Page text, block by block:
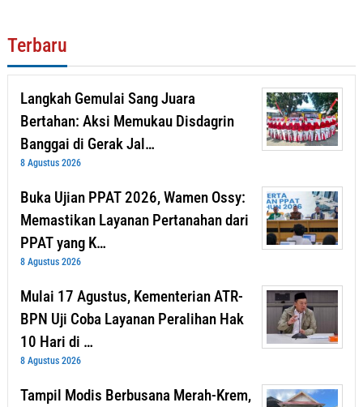
Terbaru
Langkah Gemulai Sang Juara
Bertahan: Aksi Memukau Disdagrin
Banggai di Gerak Jal…
8 Agustus 2026
Buka Ujian PPAT 2026, Wamen Ossy:
Memastikan Layanan Pertanahan dari
PPAT yang K…
8 Agustus 2026
Mulai 17 Agustus, Kementerian ATR-
BPN Uji Coba Layanan Peralihan Hak
10 Hari di …
8 Agustus 2026
Tampil Modis Berbusana Merah-Krem,